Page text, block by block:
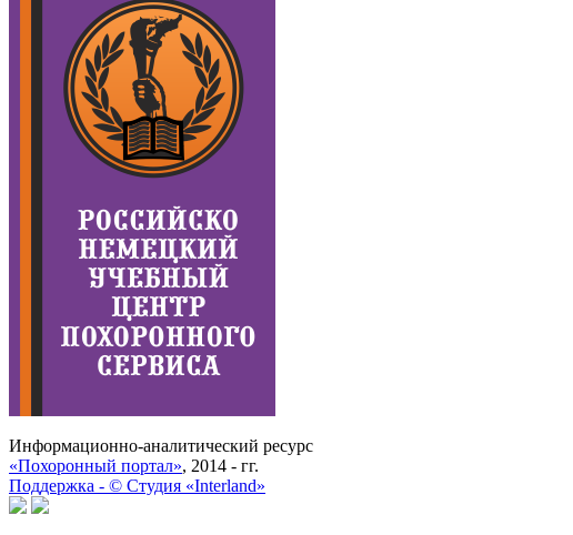
Информационно-аналитический ресурс
«Похоронный портал», 2014 - гг.
Поддержка - © Cтудия «Interland»